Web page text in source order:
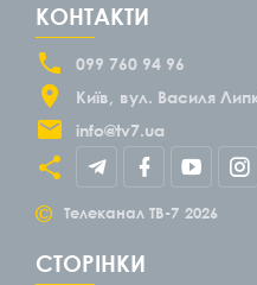
КОНТАКТИ
099 760 94 96
Київ
вул. Василя
info@tv7.ua
© Телеканал ТВ-7 2026
СТОРІНКИ